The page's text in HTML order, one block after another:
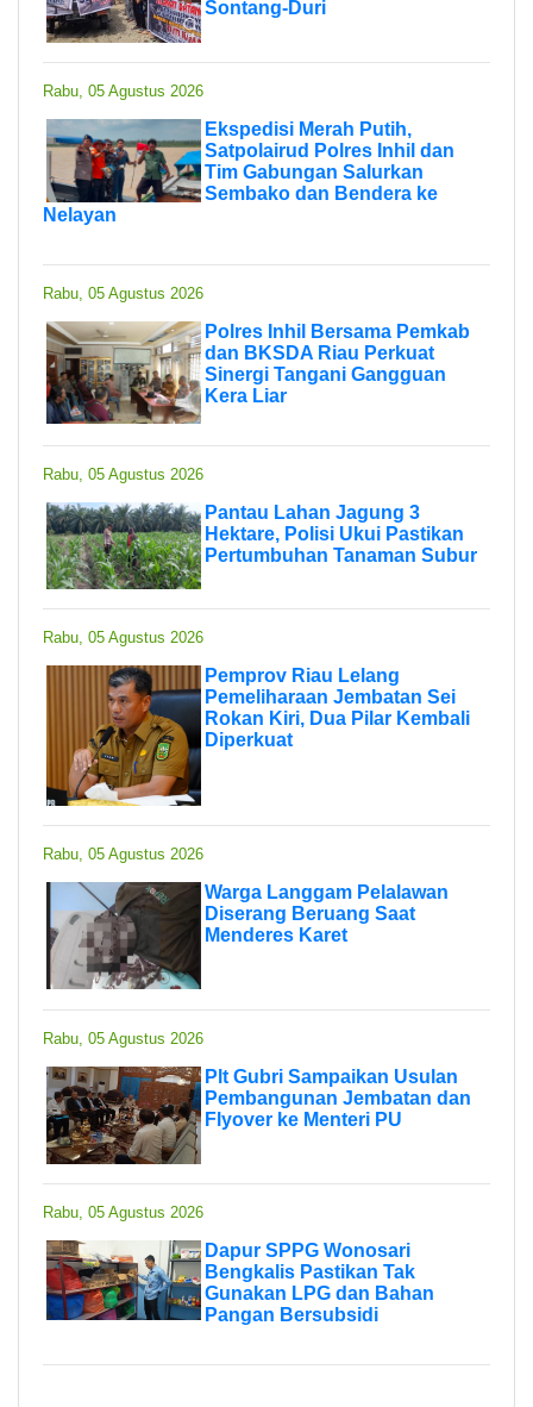
Sontang-Duri
Rabu, 05 Agustus 2026
Ekspedisi Merah Putih,
Satpolairud Polres Inhil dan
Tim Gabungan Salurkan
Sembako dan Bendera ke
Nelayan
Rabu, 05 Agustus 2026
Polres Inhil Bersama Pemkab
dan BKSDA Riau Perkuat
Sinergi Tangani Gangguan
Kera Liar
Rabu, 05 Agustus 2026
Pantau Lahan Jagung 3
Hektare, Polisi Ukui Pastikan
Pertumbuhan Tanaman Subur
Rabu, 05 Agustus 2026
Pemprov Riau Lelang
Pemeliharaan Jembatan Sei
Rokan Kiri, Dua Pilar Kembali
Diperkuat
Rabu, 05 Agustus 2026
Warga Langgam Pelalawan
Diserang Beruang Saat
Menderes Karet
Rabu, 05 Agustus 2026
Plt Gubri Sampaikan Usulan
Pembangunan Jembatan dan
Flyover ke Menteri PU
Rabu, 05 Agustus 2026
Dapur SPPG Wonosari
Bengkalis Pastikan Tak
Gunakan LPG dan Bahan
Pangan Bersubsidi